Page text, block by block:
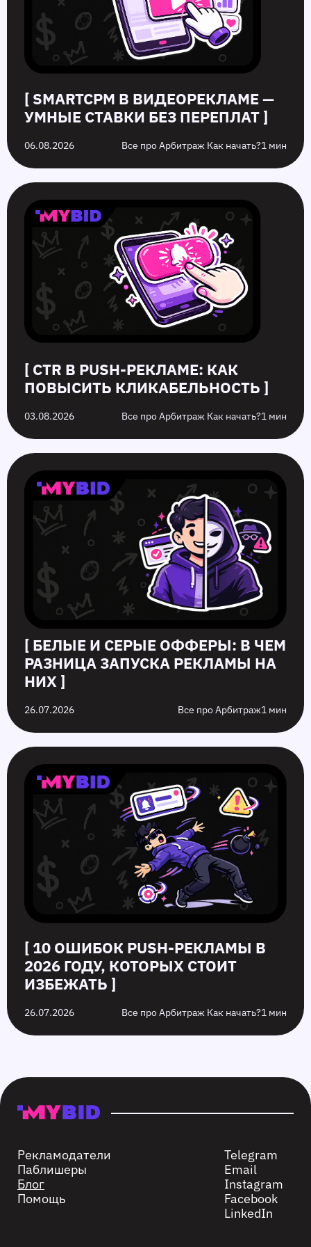
рекламы
избежать
[ SMARTCPM В ВИДЕОРЕКЛАМЕ —
УМНЫЕ СТАВКИ БЕЗ ПЕРЕПЛАТ ]
06.08.2026 Все про Арбитраж Как начать?1 мин
[ CTR В PUSH-РЕКЛАМЕ: КАК
ПОВЫСИТЬ КЛИКАБЕЛЬНОСТЬ ]
03.08.2026 Все про Арбитраж Как начать?1 мин
[ БЕЛЫЕ И СЕРЫЕ ОФФЕРЫ: В ЧЕМ
РАЗНИЦА ЗАПУСКА РЕКЛАМЫ НА
НИХ ]
26.07.2026 Все про Арбитраж1 мин
[ 10 ОШИБОК PUSH‑РЕКЛАМЫ В
2026 ГОДУ, КОТОРЫХ СТОИТ
ИЗБЕЖАТЬ ]
26.07.2026 Все про Арбитраж Как начать?1 мин
Рекламодатели
Паблишеры
Блог
Помощь
Telegram
Email
Instagram
Facebook
LinkedIn